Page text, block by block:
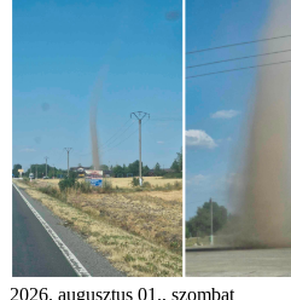
2026. augusztus 01., szombat